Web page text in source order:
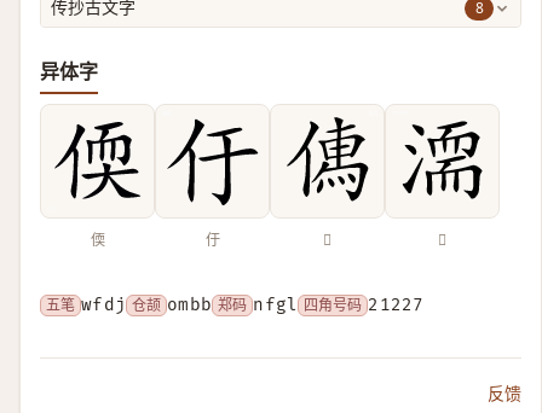
传抄古文字 8
异体字
偄 㐵 𠍶 𣽈
五笔 wfdj 仓颉 ombb 郑码 nfgl 四角号码 21227
反馈